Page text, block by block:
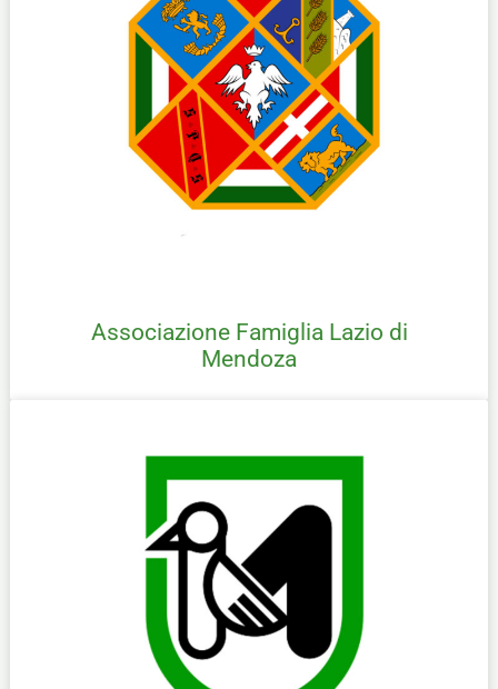
Associazione Famiglia Lazio di
Mendoza